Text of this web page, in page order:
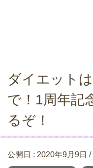
ダイエット
で！1周年記
るぞ！
公開日 : 2020年9月9日 /